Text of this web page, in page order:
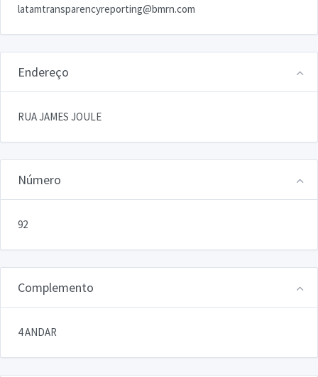
latamtransparencyreporting@bmrn.com
Endereço
RUA JAMES JOULE
Número
92
Complemento
4 ANDAR